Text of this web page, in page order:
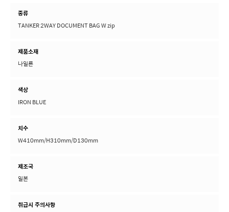
종류
TANKER 2WAY DOCUMENT BAG W zip
제품소재
나일론
색상
IRON BLUE
치수
W410mm/H310mm/D130mm
제조국
일본
취급시 주의사항